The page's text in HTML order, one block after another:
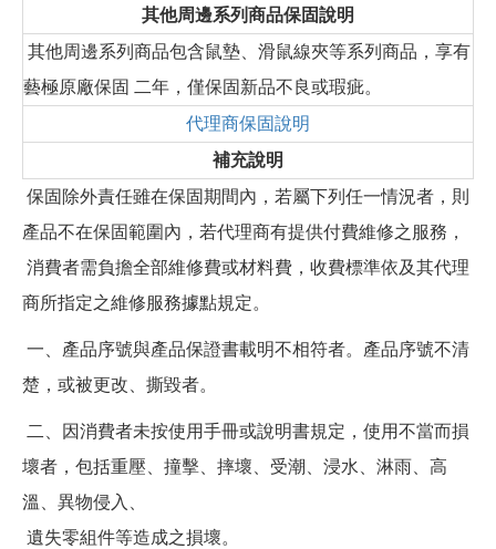
其他周邊系列商品保固說明
其他周邊系列商品包含鼠墊、滑鼠線夾等系列商品，享有
藝極原廠保固 二年，僅保固新品不良或瑕疵。
代理商保固說明
補充說明
保固除外責任雖在保固期間內，若屬下列任一情況者，則
產品不在保固範圍內，若代理商有提供付費維修之服務，
消費者需負擔全部維修費或材料費，收費標準依及其代理
商所指定之維修服務據點規定。
一、產品序號與產品保證書載明不相符者。產品序號不清
楚，或被更改、撕毀者。
二、因消費者未按使用手冊或說明書規定，使用不當而損
壞者，包括重壓、撞擊、摔壞、受潮、浸水、淋雨、高
溫、異物侵入、
遺失零組件等造成之損壞。